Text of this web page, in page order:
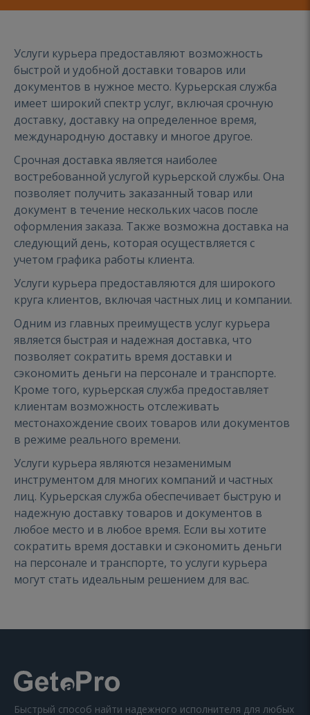
Услуги курьера предоставляют возможность
быстрой и удобной доставки товаров или
документов в нужное место. Курьерская служба
имеет широкий спектр услуг, включая срочную
доставку, доставку на определенное время,
международную доставку и многое другое.
Срочная доставка является наиболее
востребованной услугой курьерской службы. Она
позволяет получить заказанный товар или
документ в течение нескольких часов после
оформления заказа. Также возможна доставка на
следующий день, которая осуществляется с
учетом графика работы клиента.
Услуги курьера предоставляются для широкого
круга клиентов, включая частных лиц и компании.
Одним из главных преимуществ услуг курьера
является быстрая и надежная доставка, что
позволяет сократить время доставки и
сэкономить деньги на персонале и транспорте.
Кроме того, курьерская служба предоставляет
клиентам возможность отслеживать
местонахождение своих товаров или документов
в режиме реального времени.
Услуги курьера являются незаменимым
инструментом для многих компаний и частных
лиц. Курьерская служба обеспечивает быструю и
надежную доставку товаров и документов в
любое место и в любое время. Если вы хотите
сократить время доставки и сэкономить деньги
на персонале и транспорте, то услуги курьера
могут стать идеальным решением для вас.
Быстрый способ найти надежного исполнителя для любых